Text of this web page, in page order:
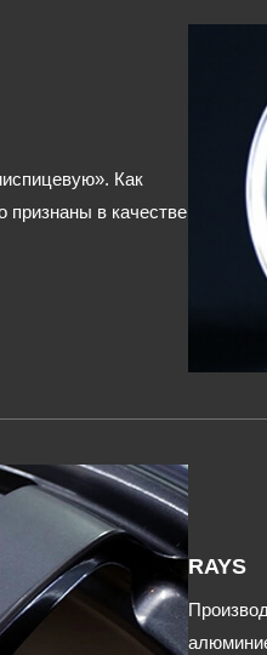
Как
признаны в качестве
RAYS